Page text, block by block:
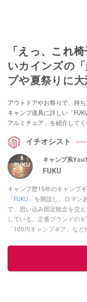
「えっ、これ
いカインズの
プや夏祭りに大
アウトドアやお祭りで、持
キャンプ道具に詳しい「
アルミチェア」を紹介してく
イチオシスト
キャンプ系
FUKU
キャンプ歴15年のキャンプ
「FUKU 」を開設し、ロマン
で、思い込み固定観念を交
している。定番ブランドの
「100均キャンプギア」な